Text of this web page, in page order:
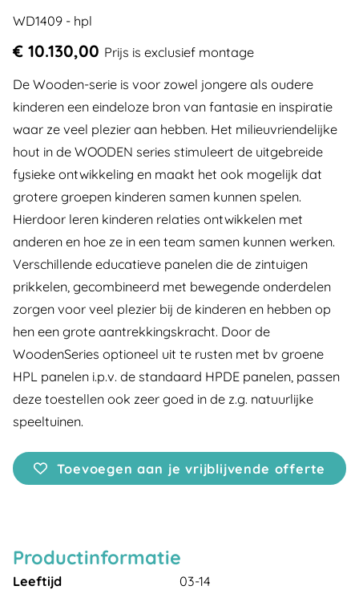
WD1409 - hpl
€ 10.130,00 Prijs is exclusief montage
De Wooden-serie is voor zowel jongere als oudere
kinderen een eindeloze bron van fantasie en inspiratie
waar ze veel plezier aan hebben. Het milieuvriendelijke
hout in de WOODEN series stimuleert de uitgebreide
fysieke ontwikkeling en maakt het ook mogelijk dat
grotere groepen kinderen samen kunnen spelen.
Hierdoor leren kinderen relaties ontwikkelen met
anderen en hoe ze in een team samen kunnen werken.
Verschillende educatieve panelen die de zintuigen
prikkelen, gecombineerd met bewegende onderdelen
zorgen voor veel plezier bij de kinderen en hebben op
hen een grote aantrekkingskracht. Door de
WoodenSeries optioneel uit te rusten met bv groene
HPL panelen i.p.v. de standaard HPDE panelen, passen
deze toestellen ook zeer goed in de z.g. natuurlijke
speeltuinen.
Toevoegen aan je vrijblijvende offerte
Productinformatie
Leeftijd
03-14